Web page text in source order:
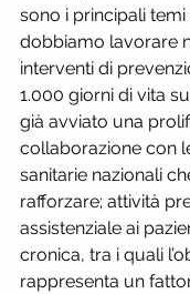
sono i principali
dobbiamo lavorare
interventi di
1.000 giorni di vita
già avviato una
collaborazione con
sanitarie nazionali
rafforzare; attività
assistenziale ai
cronica, tra i quali
rappresenta un